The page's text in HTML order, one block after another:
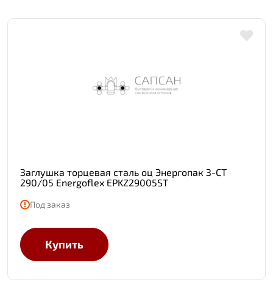
Заглушка торцевая сталь оц Энергопак З-СТ
290/05 Energoflex EPKZ29005ST
Под заказ
Купить